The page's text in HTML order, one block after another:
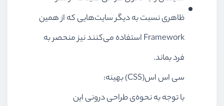
ظاهری نسبت به دیگر سایت‌هایی که از همین
Framework استفاده می‌کنند نیز منحصر به
فرد بماند.
سی اس اس(CSS) بهینه:
با توجه به نحوه‌ی طراحی درونی این